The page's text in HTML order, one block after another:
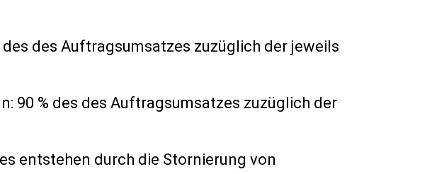
des Auftragsumsatzes zuzüglich der jeweils
90 % des des Auftragsumsatzes zuzüglich der
entstehen durch die Stornierung von